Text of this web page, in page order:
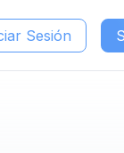
Sesión